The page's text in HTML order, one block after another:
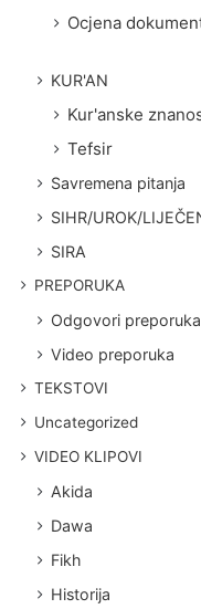
Ocjena
KUR'AN
Kur'anske
Tefsir
Savremena pitanja
SIHR/UROK/
SIRA
PREPORUKA
Odgovori preporuka
Video preporuka
TEKSTOVI
Uncategorized
VIDEO KLIPOVI
Akida
Dawa
Fikh
Historija